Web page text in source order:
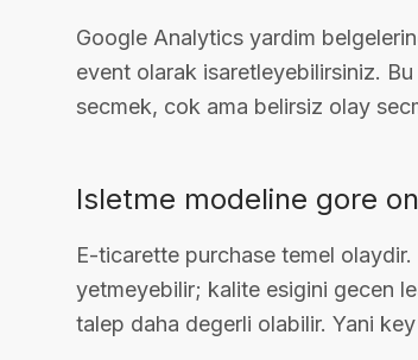
Google Analytics yardim
event olarak isaretleyebilirsiniz.
secmek, cok ama belirsiz olay
Isletme modeline gore
E-ticarette purchase temel
yetmeyebilir; kalite esigini gecen
talep daha degerli olabilir. Yani